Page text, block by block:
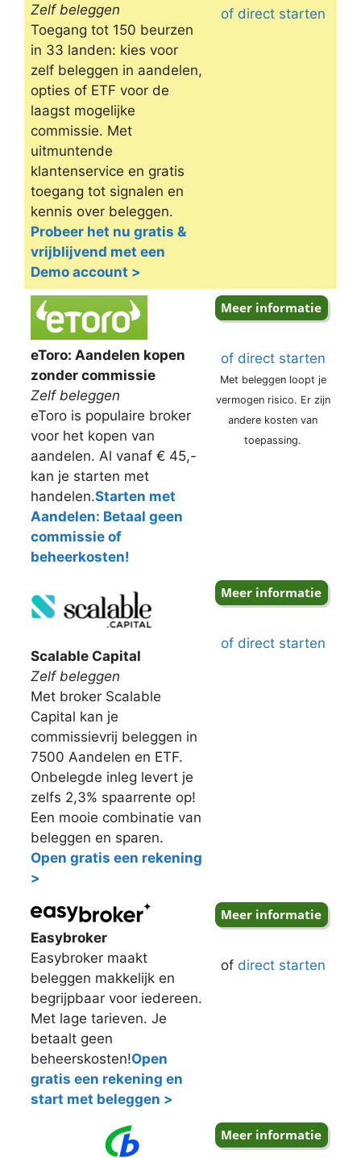
Zelf beleggen
Toegang tot 150 beurzen
in 33 landen: kies voor
zelf beleggen in aandelen,
opties of ETF voor de
laagst mogelijke
commissie. Met
uitmuntende
klantenservice en gratis
toegang tot signalen en
kennis over beleggen.
Probeer het nu gratis &
vrijblijvend met een
Demo account >
of direct starten
eToro: Aandelen kopen
zonder commissie
Zelf beleggen
eToro is populaire broker
voor het kopen van
aandelen. Al vanaf € 45,-
kan je starten met
handelen.Starten met
Aandelen: Betaal geen
commissie of
beheerkosten!
of direct starten
Met beleggen loopt je
vermogen risico. Er zijn
andere kosten van
toepassing.
Scalable Capital
Zelf beleggen
Met broker Scalable
Capital kan je
commissievrij beleggen in
7500 Aandelen en ETF.
Onbelegde inleg levert je
zelfs 2,3% spaarrente op!
Een mooie combinatie van
beleggen en sparen.
Open gratis een rekening
>
of direct starten
Easybroker
Easybroker maakt
beleggen makkelijk en
begrijpbaar voor iedereen.
Met lage tarieven. Je
betaalt geen
beheerskosten!Open
gratis een rekening en
start met beleggen >
of direct starten